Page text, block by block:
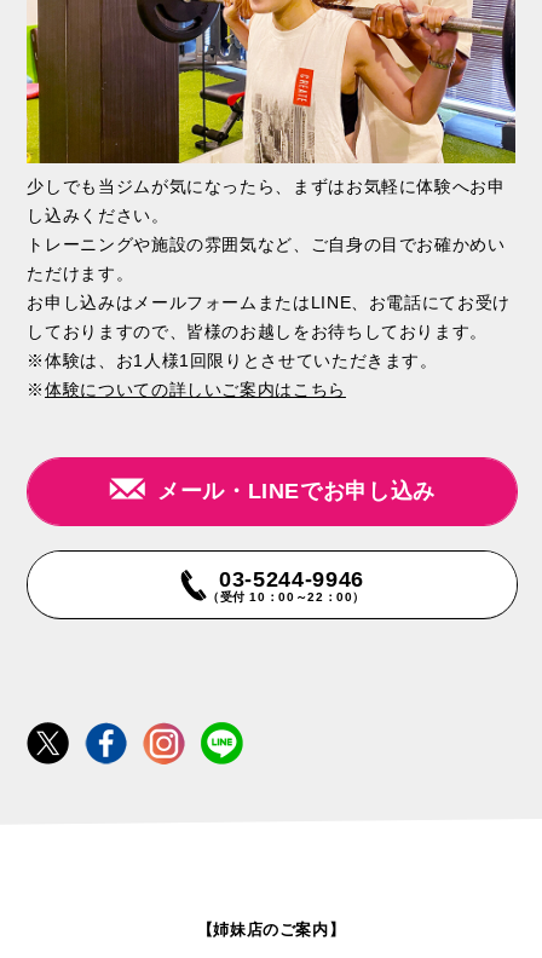
少しでも当ジムが気になったら、まずはお気軽に体験へお申
し込みください。
トレーニングや施設の雰囲気など、ご自身の目でお確かめい
ただけます。
お申し込みはメールフォームまたはLINE、お電話にてお受け
しておりますので、皆様のお越しをお待ちしております。
※体験は、お1人様1回限りとさせていただきます。
※体験についての詳しいご案内はこちら
メール・LINEでお申し込み
03-5244-9946
（受付 10：00～22：00）
【姉妹店のご案内】